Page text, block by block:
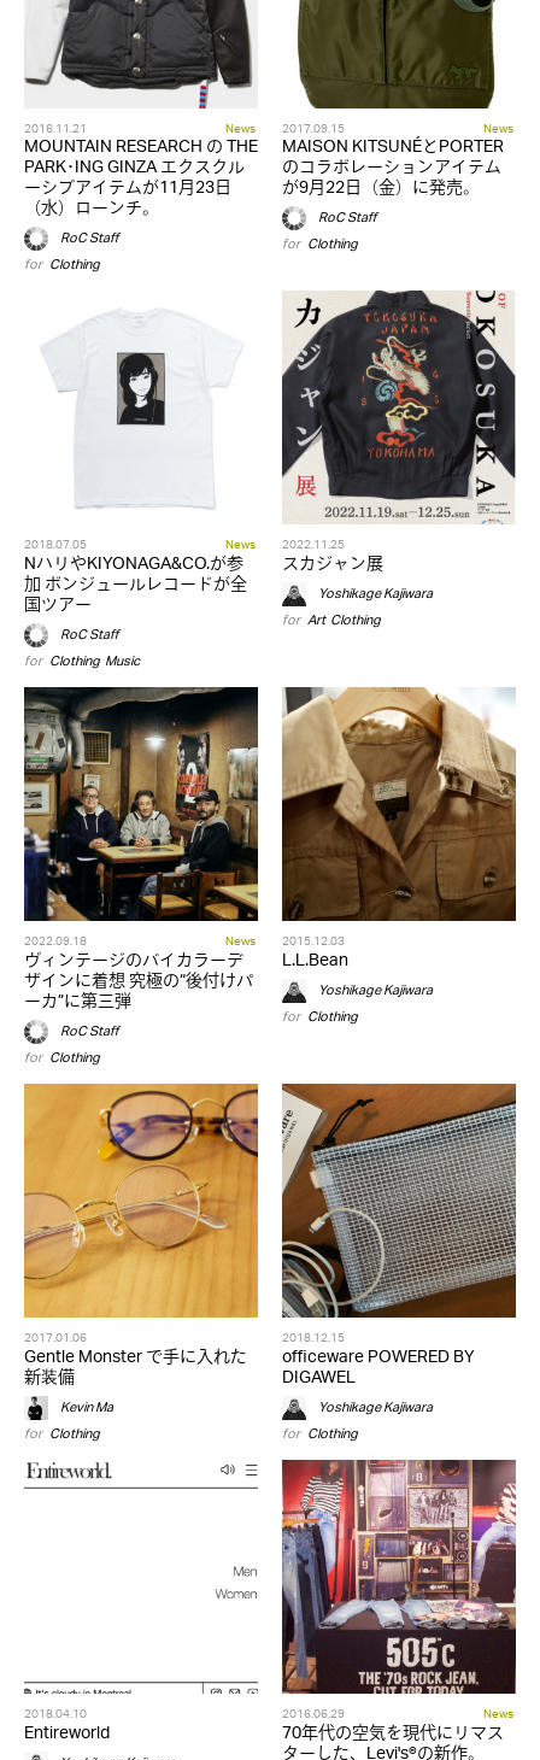
2016.11.21 News
MOUNTAIN RESEARCH の THE
PARK･ING GINZA エクスクル
ーシブアイテムが11月23日
（水）ローンチ。
RoC Staff
for Clothing
2017.09.15 News
MAISON KITSUNÉとPORTER
のコラボレーションアイテム
が9月22日（金）に発売。
RoC Staff
for Clothing
2018.07.05 News
NハリやKIYONAGA&CO.が参
加 ボンジュールレコードが全
国ツアー
RoC Staff
for Clothing,Music
2022.11.25
スカジャン展
Yoshikage Kajiwara
for Art,Clothing
2022.09.18 News
ヴィンテージのバイカラーデ
ザインに着想 究極の“後付けパ
ーカ”に第三弾
RoC Staff
for Clothing
2015.12.03
L.L.Bean
Yoshikage Kajiwara
for Clothing
2017.01.06
Gentle Monster で手に入れた
新装備
Kevin Ma
for Clothing
2018.12.15
officeware POWERED BY
DIGAWEL
Yoshikage Kajiwara
for Clothing
2018.04.10
Entireworld
2016.06.29 News
70年代の空気を現代にリマス